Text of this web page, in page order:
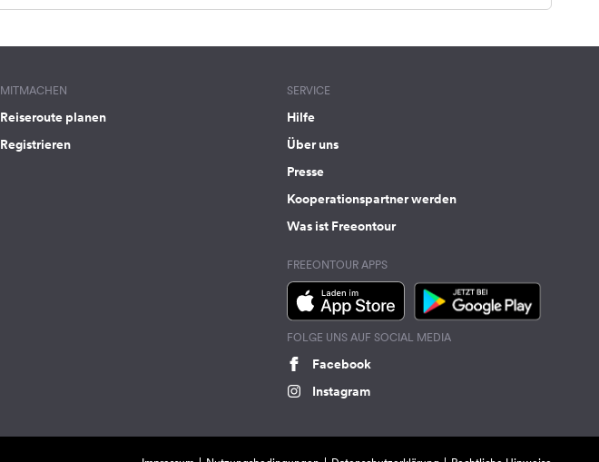
MITMACHEN
Reiseroute planen
Registrieren
SERVICE
Hilfe
Über uns
Presse
Kooperationspartner werden
Was ist Freeontour
FREEONTOUR APPS
FOLGE UNS AUF SOCIAL MEDIA
Facebook
Instagram